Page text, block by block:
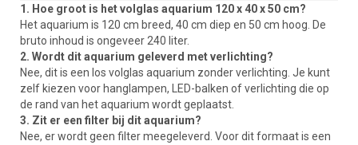
1. Hoe groot is het volglas aquarium 120 x 40 x 50 cm?
Het aquarium is 120 cm breed, 40 cm diep en 50 cm hoog. De
bruto inhoud is ongeveer 240 liter.
2. Wordt dit aquarium geleverd met verlichting?
Nee, dit is een los volglas aquarium zonder verlichting. Je kunt
zelf kiezen voor hanglampen, LED-balken of verlichting die op
de rand van het aquarium wordt geplaatst.
3. Zit er een filter bij dit aquarium?
Nee, er wordt geen filter meegeleverd. Voor dit formaat is een